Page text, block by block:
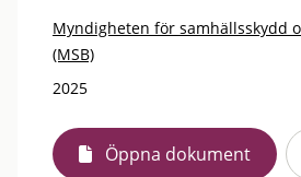
Myndigheten för samhällsskydd
(MSB)
2025
Öppna dokument